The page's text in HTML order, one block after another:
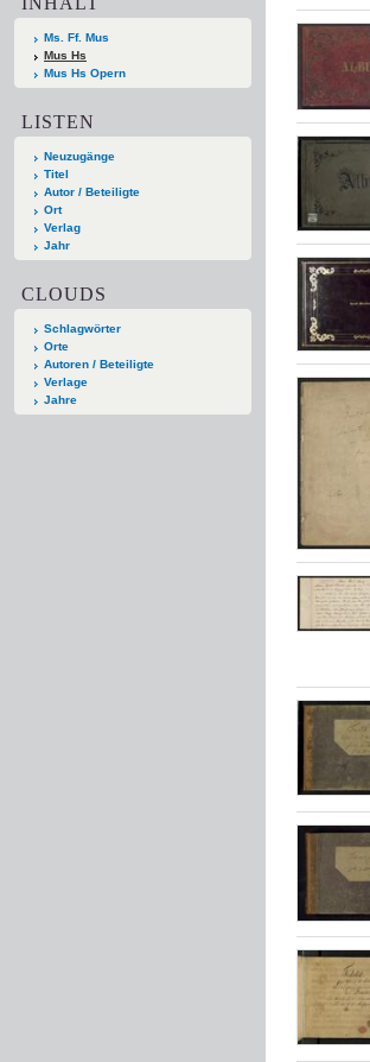
Ms. Ff. Mus
Mus Hs
Mus Hs Opern
LISTEN
Neuzugänge
Titel
Autor / Beteiligte
Ort
Verlag
Jahr
CLOUDS
Schlagwörter
Orte
Autoren / Beteiligte
Verlage
Jahre